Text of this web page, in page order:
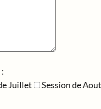
Juillet Session de Aout